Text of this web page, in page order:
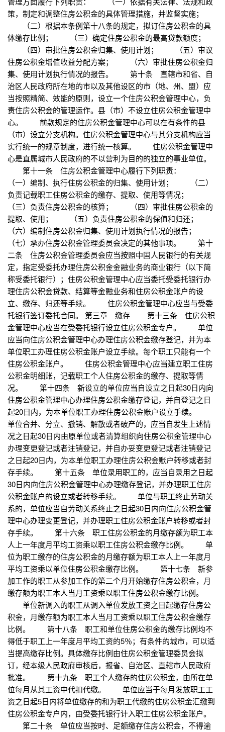
策，制定和调整住房公积金的具体管理措施，并监督实施；
（二）根据本条例第十八条的规定，拟订住房公积金的具
体缴存比例； （三）确定住房公积金的最高贷款额度；
（四）审批住房公积金归集、使用计划； （五）审议
住房公积金增值收益分配方案； （六）审批住房公积金归
集、使用计划执行情况的报告。 第十条 直辖市和省、自
治区人民政府所在地的市以及其他设区的市（地、州、盟）应
当按照精简、效能的原则，设立一个住房公积金管理中心，负
责住房公积金的管理运作。县（市）不设立住房公积金管理中
心。 前款规定的住房公积金管理中心可以在有条件的县
（市）设立分支机构。住房公积金管理中心与其分支机构应当
实行统一的规章制度，进行统一核算。 住房公积金管理中
心是直属城市人民政府的不以营利为目的的独立的事业单位。
第十一条 住房公积金管理中心履行下列职责：
（一）编制、执行住房公积金的归集、使用计划； （二）
负责记载职工住房公积金的缴存、提取、使用等情况；
（三）负责住房公积金的核算； （四）审批住房公积金的
提取、使用； （五）负责住房公积金的保值和归还；
（六）编制住房公积金归集、使用计划执行情况的报告；
（七）承办住房公积金管理委员会决定的其他事项。 第十
二条 住房公积金管理委员会应当按照中国人民银行的有关规
定，指定受委托办理住房公积金金融业务的商业银行（以下简
称受委托银行）；住房公积金管理中心应当委托受委托银行办
理住房公积金贷款、结算等金融业务和住房公积金账户的设
立、缴存、归还等手续。 住房公积金管理中心应当与受委
托银行签订委托合同。 第三章 缴存 第十三条 住房公积
金管理中心应当在受委托银行设立住房公积金专户。 单位
应当向住房公积金管理中心办理住房公积金缴存登记，并为本
单位职工办理住房公积金账户设立手续。每个职工只能有一个
住房公积金账户。 住房公积金管理中心应当建立职工住房
公积金明细账，记载职工个人住房公积金的缴存、提取等情
况。 第十四条 新设立的单位应当自设立之日起30日内向
住房公积金管理中心办理住房公积金缴存登记，并自登记之日
起20日内，为本单位职工办理住房公积金账户设立手续。
单位合并、分立、撤销、解散或者破产的，应当自发生上述情
况之日起30日内由原单位或者清算组织向住房公积金管理中心
办理变更登记或者注销登记，并自办妥变更登记或者注销登记
之日起20日内，为本单位职工办理住房公积金账户转移或者封
存手续。 第十五条 单位录用职工的，应当自录用之日起
30日内向住房公积金管理中心办理缴存登记，并办理职工住房
公积金账户的设立或者转移手续。 单位与职工终止劳动关
系的，单位应当自劳动关系终止之日起30日内向住房公积金管
理中心办理变更登记，并办理职工住房公积金账户转移或者封
存手续。 第十六条 职工住房公积金的月缴存额为职工本
人上一年度月平均工资乘以职工住房公积金缴存比例。 单
位为职工缴存的住房公积金的月缴存额为职工本人上一年度月
平均工资乘以单位住房公积金缴存比例。 第十七条 新参
加工作的职工从参加工作的第二个月开始缴存住房公积金，月
缴存额为职工本人当月工资乘以职工住房公积金缴存比例。
单位新调入的职工从调入单位发放工资之日起缴存住房公
积金，月缴存额为职工本人当月工资乘以职工住房公积金缴存
比例。 第十八条 职工和单位住房公积金的缴存比例均不
得低于职工上一年度月平均工资的5％；有条件的城市，可以适
当提高缴存比例。具体缴存比例由住房公积金管理委员会拟
订，经本级人民政府审核后，报省、自治区、直辖市人民政府
批准。 第十九条 职工个人缴存的住房公积金，由所在单
位每月从其工资中代扣代缴。 单位应当于每月发放职工工
资之日起5日内将单位缴存的和为职工代缴的住房公积金汇缴到
住房公积金专户内，由受委托银行计入职工住房公积金账户。
第二十条 单位应当按时、足额缴存住房公积金，不得逾